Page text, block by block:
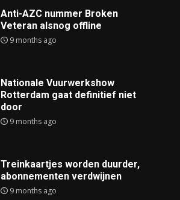
Anti-AZC nummer Broken
Veteran alsnog offline
9 months ago
Nationale Vuurwerkshow
Rotterdam gaat definitief niet
door
9 months ago
Treinkaartjes worden duurder,
abonnementen verdwijnen
9 months ago